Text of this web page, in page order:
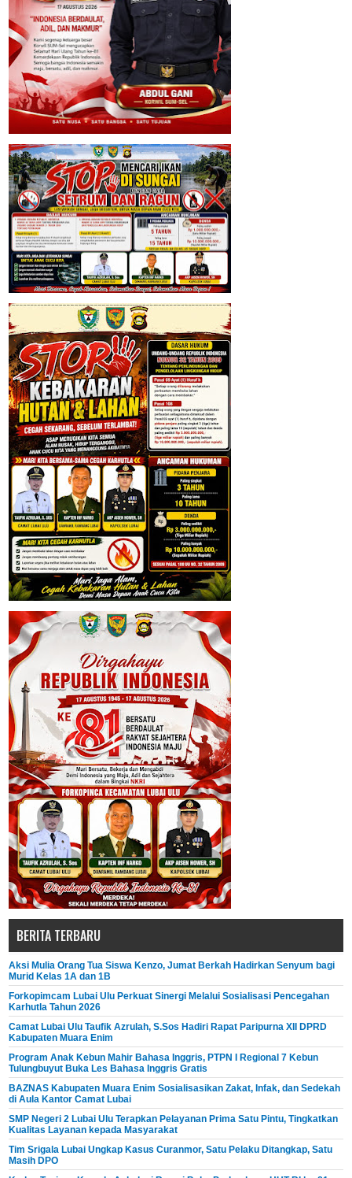
BERITA TERBARU
Aksi Mulia Orang Tua Siswa Kenzo, Jumat Berkah Hadirkan Senyum bagi
Murid Kelas 1A dan 1B
Forkopimcam Lubai Ulu Perkuat Sinergi Melalui Sosialisasi Pencegahan
Karhutla Tahun 2026
Camat Lubai Ulu Taufik Azrulah, S.Sos Hadiri Rapat Paripurna XII DPRD
Kabupaten Muara Enim
Program Anak Kebun Mahir Bahasa Inggris, PTPN I Regional 7 Kebun
Tulungbuyut Buka Les Bahasa Inggris Gratis
BAZNAS Kabupaten Muara Enim Sosialisasikan Zakat, Infak, dan Sedekah
di Aula Kantor Camat Lubai
SMP Negeri 2 Lubai Ulu Terapkan Pelayanan Prima Satu Pintu, Tingkatkan
Kualitas Layanan kepada Masyarakat
Tim Srigala Lubai Ungkap Kasus Curanmor, Satu Pelaku Ditangkap, Satu
Masih DPO